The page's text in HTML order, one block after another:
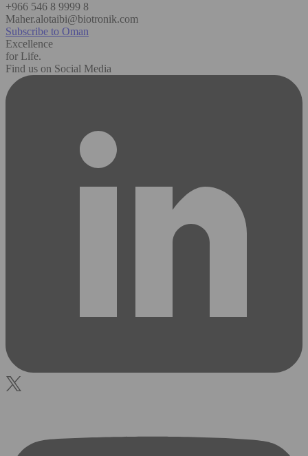
+966 546 8 9999 8
Maher.alotaibi@biotronik.com
Subscribe to Oman
Excellence
for Life.
Find us on Social Media